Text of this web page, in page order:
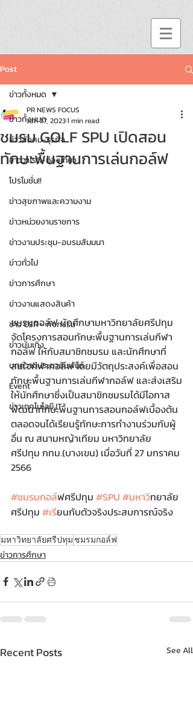
Post
ข่าวทั้งหมด
ข่าวสังคม-ธุรกิจ
ข่าววาไรตี้-ท่องเที่ยว
โปรโมชั่น!!
ข่าวสุขภาพและความงาม
ข่าวหน่วยงานราชการ
ข่าวงานประชุม-อบรมสัมมนา
ข่าวทั่วไป
ข่าวการศึกษา
ข่าวงานแสดงสินค้า
ข่าว CSR - กิจกรรม
ข่าวบันเทิง
บทความประชาสัมพันธ์
Event
ข่าวเทคโนโลยี IT
ข่าวทั้งหมด
ชมรม GOLF SPU เปิดสอน
ทักษะพื้นฐานการเล่นกอล์ฟ
PR NEWS FOCUS
Jan 27, 20231 min read
ชมรมกอล์ฟ นักศึกษามหาวิทยาลัยศรีปทุม
จัดโครงการสอนทักษะพื้นฐานการเล่นกีฬา
กอล์ฟ ให้กับสมาชิกชมรม และนักศึกษาที่
สนใจกีฬากอล์ฟ โดยมีวัตถุประสงค์เพื่อสอน
ทักษะพื้นฐานการเล่นกีฬากอล์ฟ และส่งเสริม
ให้นักศึกษาซึ่งเป็นสมาชิกชมรมได้มีโอกาส
พัฒนาทักษะพื้นฐานการสอนกอล์ฟเบื้องต้น
ตลอดจนได้เรียนรู้ทักษะการทำงานร่วมกับผู้
อื่น ณ สนามหญ้าเทียม มหาวิทยาลัย
ศรีปทุม กทม.(บางเขน) เมื่อวันที่ 27 มกราคม
2566
#ชมรมกอล์ฟศรีปทุม #SPU #มหาวิทยาลัย
ศรีปทุม #เรียนกับตัวจริงประสบการณ์จริง
มหาวิทยาลัยศรีปทุม ชมรมกอล์ฟ
ข่าวการศึกษา
Recent Posts See All